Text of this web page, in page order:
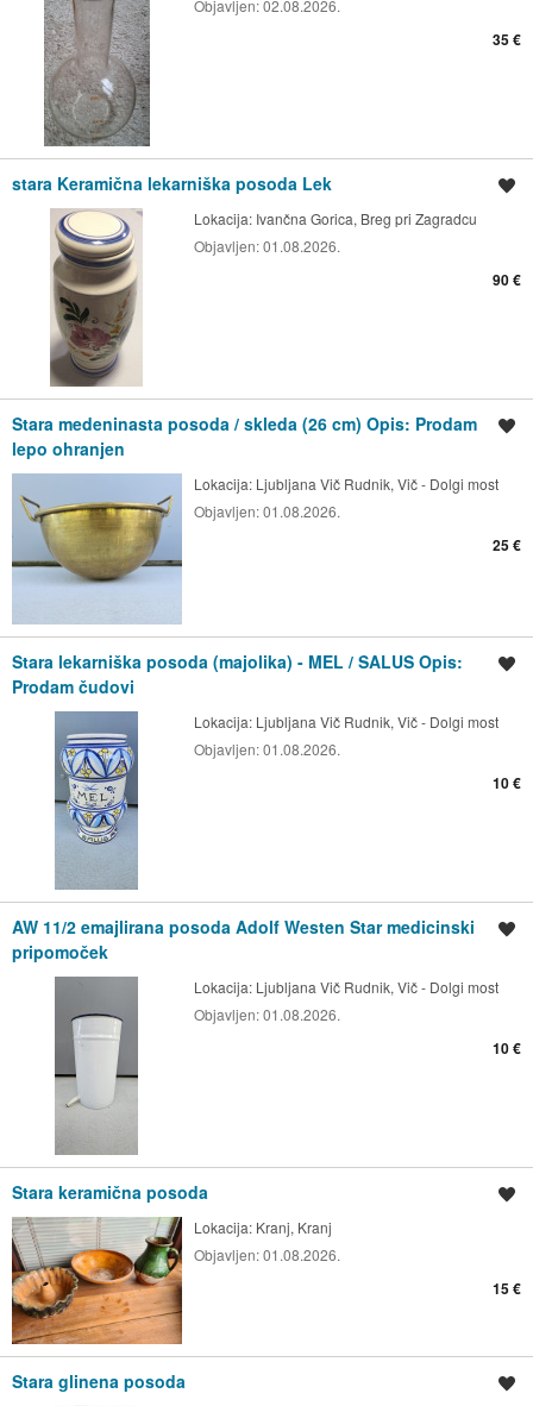
Objavljen:02.08.2026.
35 €
stara Keramična lekarniška posoda Lek
Lokacija: Ivančna Gorica, Breg pri Zagradcu
Objavljen:01.08.2026.
90 €
Stara medeninasta posoda / skleda (26 cm) Opis: Prodam
lepo ohranjen
Lokacija: Ljubljana Vič Rudnik, Vič - Dolgi most
Objavljen:01.08.2026.
25 €
Stara lekarniška posoda (majolika) - MEL / SALUS Opis:
Prodam čudovi
Lokacija: Ljubljana Vič Rudnik, Vič - Dolgi most
Objavljen:01.08.2026.
10 €
AW 11/2 emajlirana posoda Adolf Westen Star medicinski
pripomoček
Lokacija: Ljubljana Vič Rudnik, Vič - Dolgi most
Objavljen:01.08.2026.
10 €
Stara keramična posoda
Lokacija: Kranj, Kranj
Objavljen:01.08.2026.
15 €
Stara glinena posoda